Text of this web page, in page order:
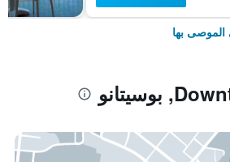
الموصى بها